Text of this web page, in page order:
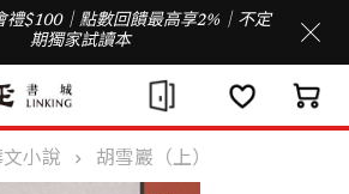
禮$100｜點數回饋最高享2%｜不定
期獨家試讀本
小說 胡雪巖（上）